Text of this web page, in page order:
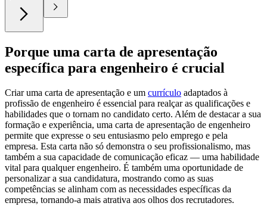
Porque uma carta de apresentação
específica para engenheiro é crucial
Criar uma carta de apresentação e um currículo adaptados à
profissão de engenheiro é essencial para realçar as qualificações e
habilidades que o tornam no candidato certo. Além de destacar a sua
formação e experiência, uma carta de apresentação de engenheiro
permite que expresse o seu entusiasmo pelo emprego e pela
empresa. Esta carta não só demonstra o seu profissionalismo, mas
também a sua capacidade de comunicação eficaz — uma habilidade
vital para qualquer engenheiro. É também uma oportunidade de
personalizar a sua candidatura, mostrando como as suas
competências se alinham com as necessidades específicas da
empresa, tornando-a mais atrativa aos olhos dos recrutadores.